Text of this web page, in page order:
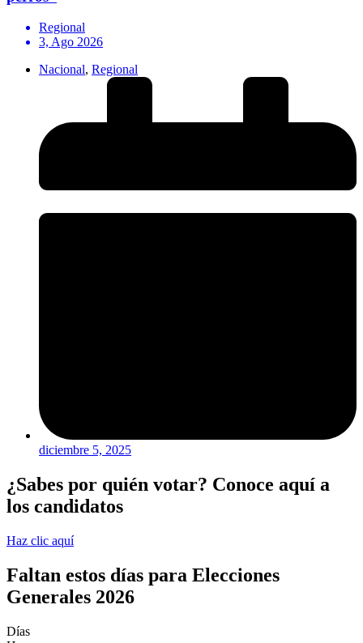
Regional
3, Ago 2026
Nacional, Regional
diciembre 5, 2025
¿Sabes por quién votar? Conoce aquí a
los candidatos
Haz clic aquí
Faltan estos días para Elecciones
Generales 2026
Días